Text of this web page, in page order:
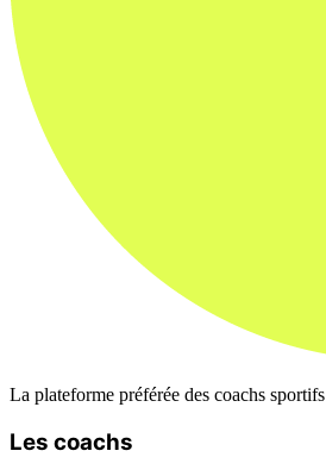
La plateforme préférée des coachs sportifs
Les coachs